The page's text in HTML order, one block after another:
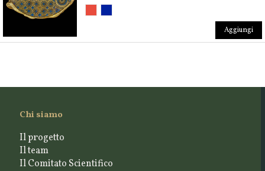
Aggiungi
Chi siamo
Il progetto
Il team
Il Comitato Scientifico